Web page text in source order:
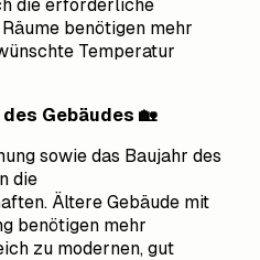
die erforderliche
benötigen mehr
Temperatur
Gebäudes 🏡
sowie das Baujahr des
die
Ältere Gebäude mit
benötigen mehr
zu modernen, gut